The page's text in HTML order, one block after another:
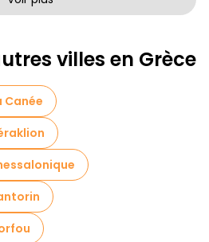
Athènes
villes en Grèce
Canée